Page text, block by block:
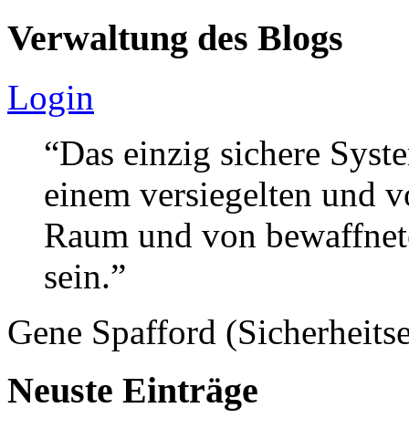
Verwaltung des Blogs
Login
“Das einzig sichere
einem versiegelten und
Raum und von
sein.”
Gene Spafford
Neuste Einträge